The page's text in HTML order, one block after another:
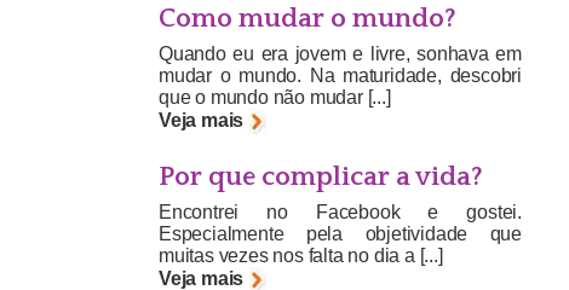
Como mudar o mundo?
Quando eu era jovem e livre, sonhava em
mudar o mundo. Na maturidade, descobri
que o mundo não mudar [...]
Veja mais
Por que complicar a vida?
Encontrei no Facebook e gostei.
Especialmente pela objetividade que
muitas vezes nos falta no dia a [...]
Veja mais